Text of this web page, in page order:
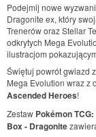
Podejmij nowe
Dragonite ex, który
Trenerów oraz Stellar
odkrytych Mega
ilustracjom
Świętuj powrót gwiazd
Mega Evolution wraz z
Ascended Heroes!
Zestaw Pokémon
Box - Dragonite